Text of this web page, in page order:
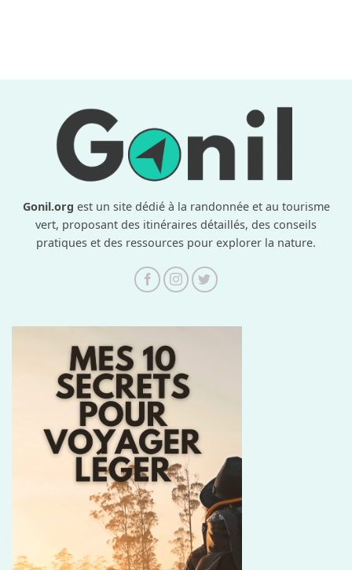
Gonil.org est un site dédié à la randonnée et au tourisme
vert, proposant des itinéraires détaillés, des conseils
pratiques et des ressources pour explorer la nature.